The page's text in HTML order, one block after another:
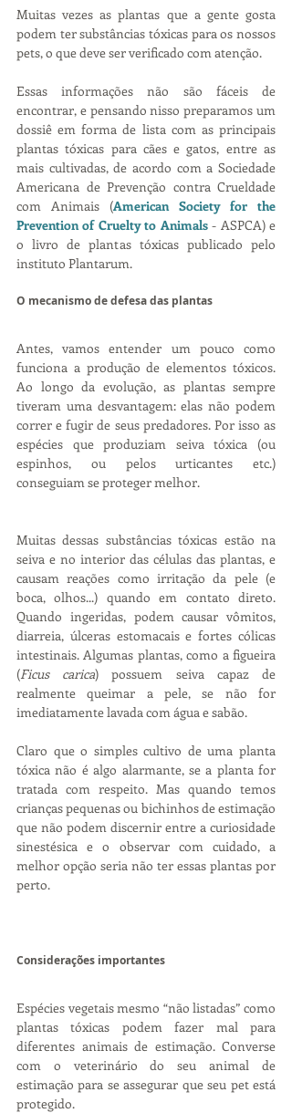
Muitas vezes as plantas que a gente gosta
podem ter substâncias tóxicas para os nossos
pets, o que deve ser verificado com atenção.
Essas informações não são fáceis de
encontrar, e pensando nisso preparamos um
dossiê em forma de lista com as principais
plantas tóxicas para cães e gatos, entre as
mais cultivadas, de acordo com a Sociedade
Americana de Prevenção contra Crueldade
com Animais (American Society for the
Prevention of Cruelty to Animals - ASPCA) e
o livro de plantas tóxicas publicado pelo
instituto Plantarum.
O mecanismo de defesa das plantas
Antes, vamos entender um pouco como
funciona a produção de elementos tóxicos.
Ao longo da evolução, as plantas sempre
tiveram uma desvantagem: elas não podem
correr e fugir de seus predadores. Por isso as
espécies que produziam seiva tóxica (ou
espinhos, ou pelos urticantes etc.)
conseguiam se proteger melhor.
Muitas dessas substâncias tóxicas estão na
seiva e no interior das células das plantas, e
causam reações como irritação da pele (e
boca, olhos...) quando em contato direto.
Quando ingeridas, podem causar vômitos,
diarreia, úlceras estomacais e fortes cólicas
intestinais. Algumas plantas, como a figueira
(Ficus carica) possuem seiva capaz de
realmente queimar a pele, se não for
imediatamente lavada com água e sabão.
Claro que o simples cultivo de uma planta
tóxica não é algo alarmante, se a planta for
tratada com respeito. Mas quando temos
crianças pequenas ou bichinhos de estimação
que não podem discernir entre a curiosidade
sinestésica e o observar com cuidado, a
melhor opção seria não ter essas plantas por
perto.
Considerações importantes
Espécies vegetais mesmo “não listadas” como
plantas tóxicas podem fazer mal para
diferentes animais de estimação. Converse
com o veterinário do seu animal de
estimação para se assegurar que seu pet está
protegido.